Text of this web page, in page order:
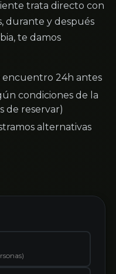
trata directo con
durante y después
te damos
24h antes
condiciones de la
de reservar)
alternativas